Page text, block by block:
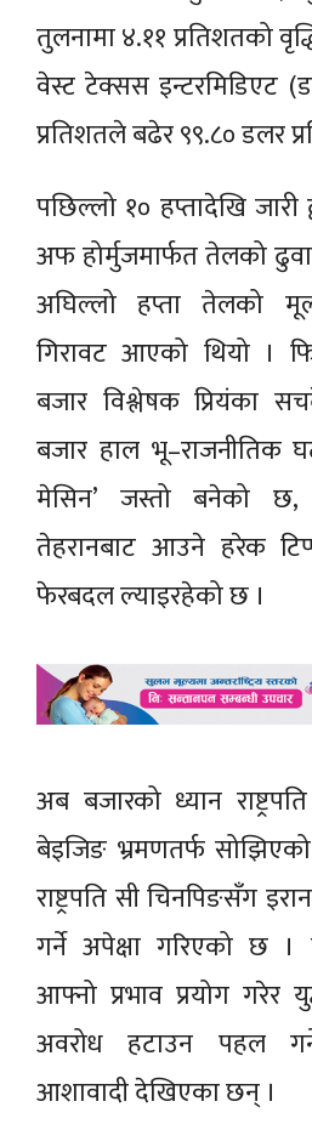
तुलनामा ४.११ प्रतिशतको
वेस्ट टेक्सस इन्टरमिडिएट
प्रतिशतले बढेर ९९.८० डलर
पछिल्लो १० हप्तादेखि जारी
अफ होर्मुजमार्फत तेलको
अघिल्लो हप्ता तेलको
गिरावट आएको थियो ।
बजार विश्लेषक प्रियंका
बजार हाल भू–राजनीतिक
मेसिन’ जस्तो बनेको
तेहरानबाट आउने हरेक
फेरबदल ल्याइरहेको छ ।
अब बजारको ध्यान
बेइजिङ भ्रमणतर्फ
राष्ट्रपति सी चिनपिङसँग
गर्ने अपेक्षा गरिएको छ ।
आफ्नो प्रभाव प्रयोग गरेर
अवरोध हटाउन पहल
आशावादी देखिएका छन् ।